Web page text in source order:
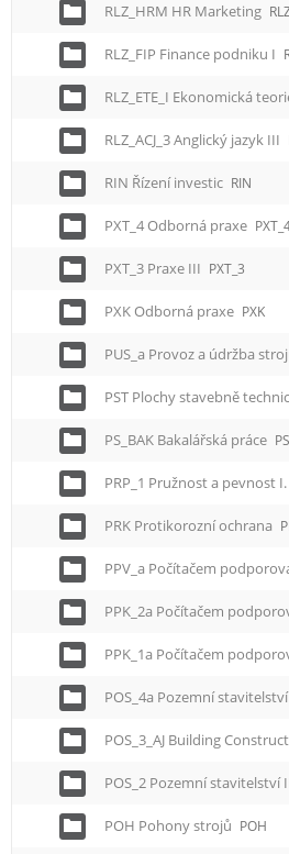
RLZ_HRM HR Marketing
RLZ_FIP Finance podniku I
RLZ_ETE_I Ekonomická
RLZ_ACJ_3 Anglický jazyk III
RIN Řízení investic RIN
PXT_4 Odborná praxe
PXT_3 Praxe III PXT_3
PXK Odborná praxe PXK
PUS_a Provoz a údržba
PST Plochy stavebně
PS_BAK Bakalářská práce
PRP_1 Pružnost a pevnost I.
PRK Protikorozní ochrana
PPV_a Počítačem
PPK_2a Počítačem
PPK_1a Počítačem
POS_4a Pozemní
POS_3_AJ Building
POS_2 Pozemní stavitelství
POH Pohony strojů POH